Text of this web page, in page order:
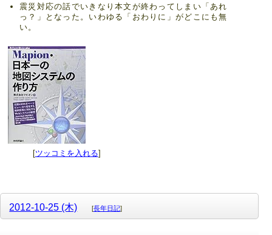
震災対応の話でいきなり本文が終わってしまい「あれ
っ？」となった。いわゆる「おわりに」がどこにも無
い。
[ツッコミを入れる]
2012-10-25 (木) [長年日記]